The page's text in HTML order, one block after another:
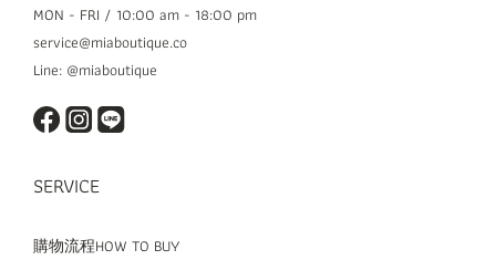
MON - FRI / 10:00 am - 18:00 pm
service@miaboutique.co
Line: @miaboutique
SERVICE
購物流程HOW TO BUY